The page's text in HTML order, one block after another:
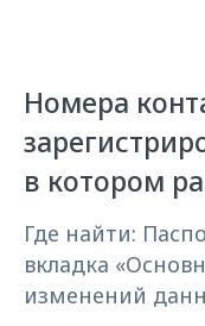
Номера
в котором
Где найти:
вкладка
изменений